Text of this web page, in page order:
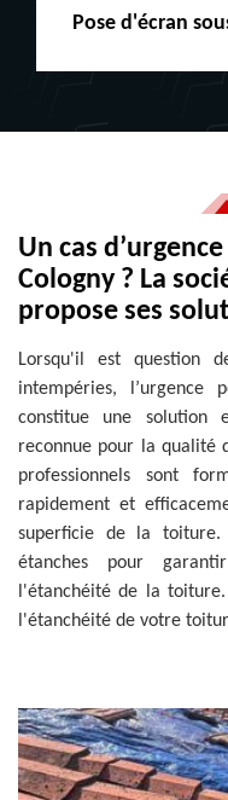
Peinture boiserie
Un cas
Cologny ? La
propose ses
Lorsqu'il est question
intempéries, l’urgence
constitue une solution
reconnue pour la qualité
professionnels sont
rapidement et
superficie de la toiture.
étanches pour
l'étanchéité de la
l'étanchéité de votre